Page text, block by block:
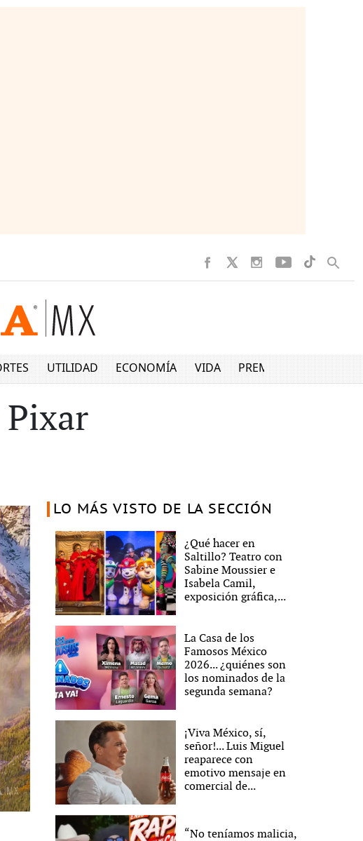
UTILIDAD ECONOMÍA VIDA PREMIUM
Pixar
LO MÁS VISTO DE LA SECCIÓN
¿Qué hacer en
Saltillo? Teatro con
Sabine Moussier e
Isabela Camil,
exposición gráfica,...
La Casa de los
Famosos México
2026... ¿quiénes son
los nominados de la
segunda semana?
¡Viva México, sí,
señor!... Luis Miguel
reaparece con
emotivo mensaje en
comercial de...
“No teníamos malicia,